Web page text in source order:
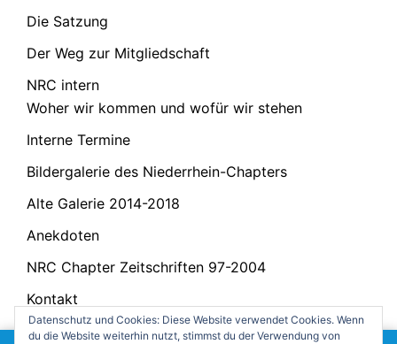
Die Satzung
Der Weg zur Mitgliedschaft
NRC intern
Woher wir kommen und wofür wir stehen
Interne Termine
Bildergalerie des Niederrhein-Chapters
Alte Galerie 2014-2018
Anekdoten
NRC Chapter Zeitschriften 97-2004
Kontakt
Party Raum Drehscheibe
Datenschutz und Cookies: Diese Website verwendet Cookies. Wenn
du die Website weiterhin nutzt, stimmst du der Verwendung von